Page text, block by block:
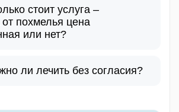
стоит услуга –
похмелья цена
или нет?
ли лечить без согласия?